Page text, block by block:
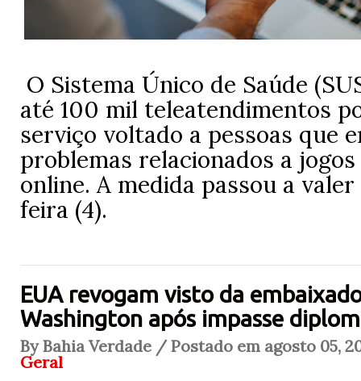
O Sistema Único de Saúde
até 100 mil teleatendimentos
serviço voltado a pessoas que
problemas relacionados a
online. A medida passou a
feira (4).
EUA revogam visto da
Washington após impasse
By Bahia Verdade / Postado em agosto 05,
Geral